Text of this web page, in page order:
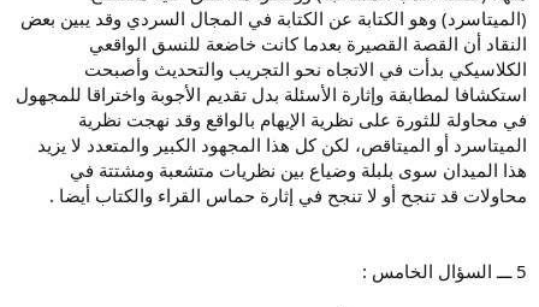
(الميتاسرد) وهو الكتابة عن الكتابة في المجال السردي وقد يبين بعض
النقاد أن القصة القصيرة بعدما كانت خاضعة للنسق الواقعي
الكلاسيكي بدأت في الاتجاه نحو التجريب والتحديث وأصبحت
استكشافا لمطابقة وإثارة الأسئلة بدل تقديم الأجوبة واختراقا للمجهول
في محاولة للثورة على نظرية الإيهام بالواقع وقد نهجت نظرية
الميتاسرد أو الميتاقص، لكن كل هذا المجهود الكبير والمتعدد لا يزيد
هذا الميدان سوى بلبلة وضياع بين نظريات متشعبة ومشتتة في
محاولات قد تنجح أو لا تنجح في إثارة حماس القراء والكتاب أيضا .
5 ـــ السؤال الخامس :